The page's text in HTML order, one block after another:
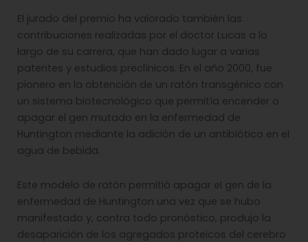
El jurado del premio ha valorado también las
contribuciones realizadas por el doctor Lucas a lo
largo de su carrera, que han dado lugar a varias
patentes y estudios preclínicos. En el año 2000, fue
pionero en la obtención de un ratón transgénico con
un sistema biotecnológico que permitía encender o
apagar el gen mutado en la enfermedad de
Huntington mediante la adición de un antibiótico en el
agua de bebida.
Este modelo de ratón permitió apagar el gen de la
enfermedad de Huntington una vez que se hubo
manifestado y, contra todo pronóstico, produjo la
desaparición de los agregados proteicos del cerebro